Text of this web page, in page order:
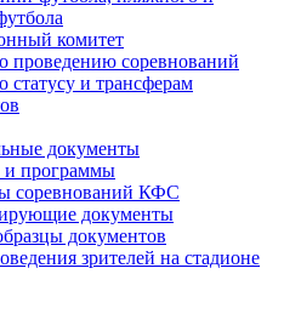
комитет
проведению соревнований
статусу и трансферам
документы
и программы
соревнований КФС
документы
документов
зрителей на стадионе